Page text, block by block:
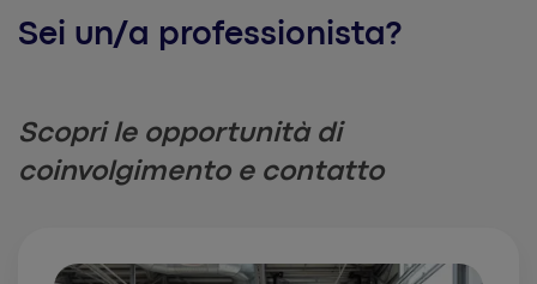
Sei un/a professionista?
Scopri le opportunità di
coinvolgimento e contatto